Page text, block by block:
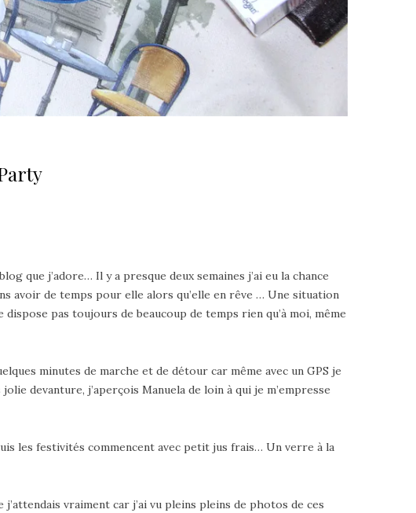
que j’adore… Il y a presque deux semaines j’ai eu la chance
avoir de temps pour elle alors qu’elle en rêve … Une situation
pas toujours de beaucoup de temps rien qu’à moi, même
minutes de marche et de détour car même avec un GPS je
devanture, j’aperçois Manuela de loin à qui je m’empresse
les festivités commencent avec petit jus frais… Un verre à la
vraiment car j’ai vu pleins pleins de photos de ces